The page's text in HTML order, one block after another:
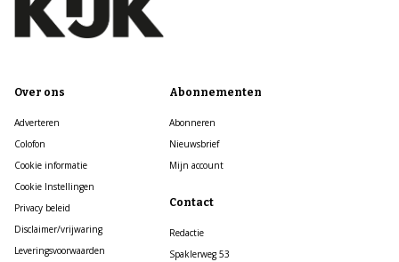
Over ons
Adverteren
Colofon
Cookie informatie
Cookie Instellingen
Privacy beleid
Disclaimer/vrijwaring
Leveringsvoorwaarden
Abonnementen
Abonneren
Nieuwsbrief
Mijn account
Contact
Redactie
Spaklerweg 53